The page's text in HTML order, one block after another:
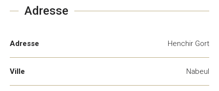
Adresse
Adresse Henchir Gort
Ville Nabeul